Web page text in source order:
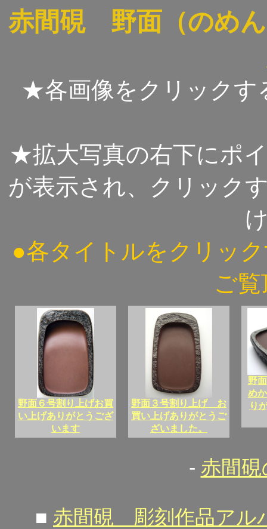
赤間硯 野面（のめん
★各画像をクリックす
★拡大写真の右下にポ
が表示され、クリック
●各タイトルをクリッ
ご
野面６号割り上げお買
い上げありがとうござ
います
野面３号割り上げ お
買い上げありがとうご
ざいました。
野
め
り
- 赤間
■ 赤間硯 彫刻作品アル